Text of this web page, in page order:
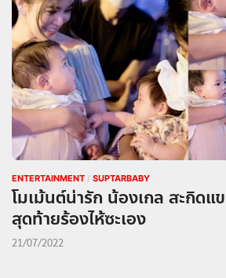
ENTERTAINMENT / SUPTARBABY
โมเม้นต์น่ารัก น้องเกล สะกิดแ
สุดท้ายร้องไห้ซะเอง
21/07/2022